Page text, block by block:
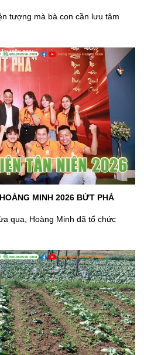
tượng mà bà con cần lưu tâm
MINH 2026 BỨT PHÁ
qua, Hoàng Minh đã tổ chức